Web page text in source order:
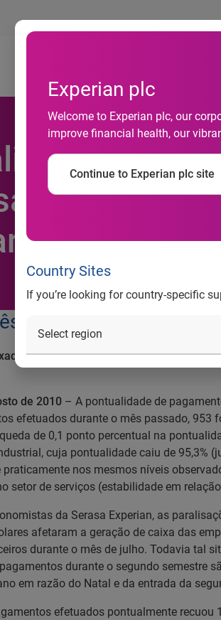
Experian plc
Welcome to Experian plc, our
improve financial health, our
Continue to Experian plc site
Country Sites
If you’re looking for country-specific
de
cai para
foi puxado pelas
pelas empresas industriais
de 2010 – A pontualidade de
efetuados durante o mês passado,
de 0,1 ponto percentual na
cuja pontualidade caiu de 95,3%
nos mesmos níveis
setor de serviços (estabilidade em
da Serasa Experian, as
afetaram a geração de caixa das
durante o mês de julho. Todavia tal
durante o segundo semestre
em razão do Natal e da entrada da
efetuados pontualmente